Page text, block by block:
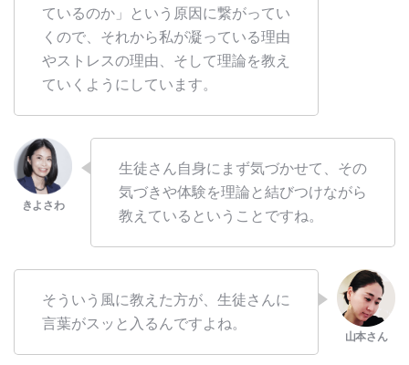
ているのか」という原因に繋がってい
くので、それから私が凝っている理由
やストレスの理由、そして理論を教え
ていくようにしています。
生徒さん自身にまず気づかせて、その
気づきや体験を理論と結びつけながら
教えているということですね。
そういう風に教えた方が、生徒さんに
言葉がスッと入るんですよね。